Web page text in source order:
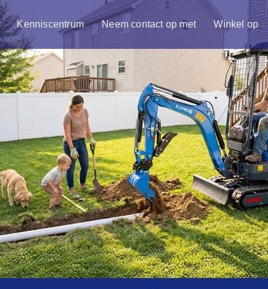
Kenniscentrum Neem contact op met Winkel op